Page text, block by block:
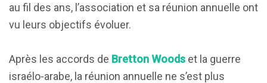
au fil des ans, l’association et sa réunion annuelle ont
vu leurs objectifs évoluer.
Après les accords de Bretton Woods et la guerre
israélo-arabe, la réunion annuelle ne s’est plus